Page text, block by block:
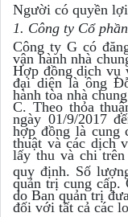
Người có quyền
1. Công ty Cổ
Công ty G có
vận hành nhà
Hợp đồng dịch vụ
đại diện là ông
hành tòa nhà
C. Theo thỏa
ngày 01/9/2017
hợp đồng là cung
thuật và các dịch
lấy thu và chi
quy định. Số
quản trị cung
do Ban quản trị
đối với tất cả các